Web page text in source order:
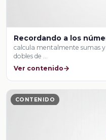
Recordando a los
calcula mentalmente sumas y
dobles de …
Ver contenido
CONTENIDO